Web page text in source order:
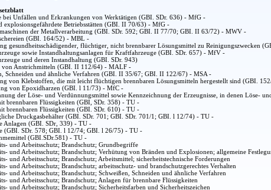
bei Unfällen und Erkrankungen von Werktätigen (GBI. SDr. 636) - MfG -
explosionsgefährdete Betriebsstätten (GBI. II 70/63) - MfG -
der Metallverarbeitung (GBI. SDr. 592; GBI. II 77/70; GBI. II 63/72) - MWV -
(GBI. 164/52) - MBL -
gesundheitsschädigender, flüchtiger, nicht brennbarer Lösungsmittel zu Reinigungszwecken
sowie Instandhaltungsanlagen für Kraftfahrzeuge (GBI. SDr. 657) - MfV -
und deren Instandhaltung (GBI. SDr. 943)
von Anstrichmitteln (GBI. II 112/64) - MALF -
Schneiden und ähnliche Verfahren (GBI. II 35/67; GBI. II 122/67) - MSA -
von Klebstoffen, die mit leicht flüchtigen brennbaren Lösungsmitteln hergestellt sind (GBI.
von Epoxidharzen (GBI. l 11/73) - MfC -
der Löse- und Verdünnungsmittel sowie Kennzeichnung der Erzeugnisse, in denen Löse-
brennbaren Flüssigkeiten (GBI, SDr. 358) - TU -
brennbaren Flüssigkeiten (GBI. SDr. 610) - TU -
Druckgasbehälter (GBI. SDr. 701; GBI. SDr. 701/1; GBI. l 12/74) - TU -
Anlagen (GBI. SDr, 339) - TU -
(GBI. SDr. 578; GBI. l 12/74; GBI. l 26/75) - TU -
(GBI.SDr.581) - TU -
und Arbeitsschutz; Brandschutz; Grundbegriffe
und Arbeitsschutz; Brandschutz; Verhütung von Bränden und Explosionen; allgemeine
und Arbeitsschutz; Brandschutz; Arbeitsmittel; sicherheitstechnische Forderungen
und Arbeitsschutz; Brandschutz; arbeitsschutz- und brandschutzgerechtes Verhalten
und Arbeitsschutz; Brandschutz; Schweißen, Schneiden und ähnliche Verfahren
und Arbeitsschutz; Brandschutz; Anlagen für brennbare Flüssigkeiten
und Arbeitsschutz; Brandschutz; Sicherheitsfarben und Sicherheitszeichen